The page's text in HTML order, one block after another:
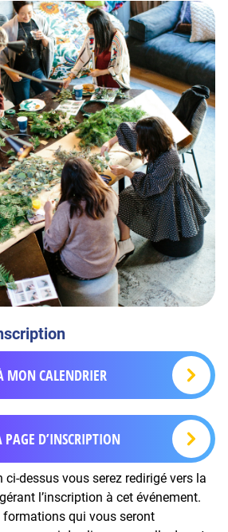
MON CALENDRIER
PAGE D’INSCRIPTION
ci-dessus vous serez redirigé vers la
l’inscription à cet événement.
qui vous seront